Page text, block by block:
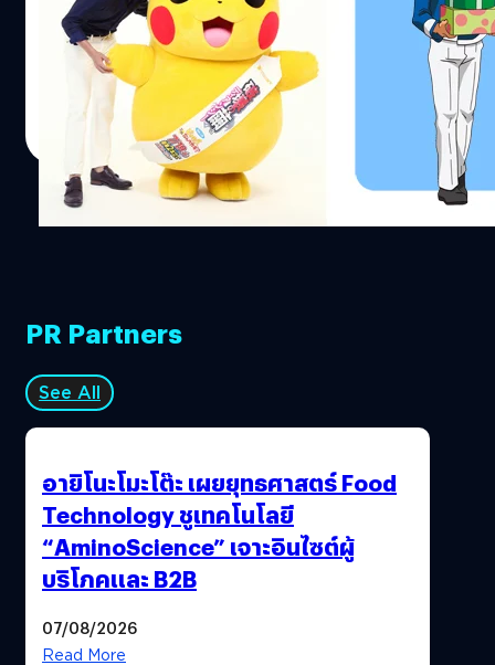
อัตสึโตะ อูชิดะ กองหลังระดับทีมชาติญี่ปุ่น ได้ใช้เวลาว่างรับจ๊
อบเสริม พากย์หนังใหญ่ตอนใหม่ของ Pokemon!
Surasak Siriprapasoontorn| 4422 days ago
PR Partners
See All
อายิโนะโมะโต๊ะ เผยยุทธศาสตร์ Food
Technology ชูเทคโนโลยี
“AminoScience” เจาะอินไซต์ผู้
บริโภคและ B2B
07/08/2026
Read More